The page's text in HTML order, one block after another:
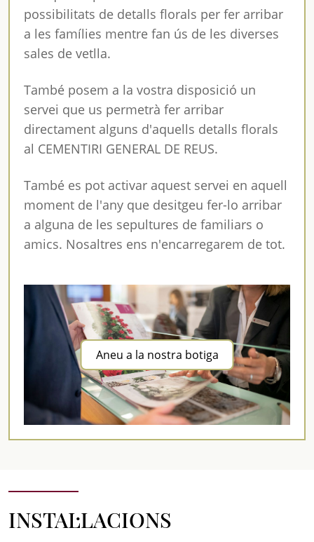
possibilitats de detalls florals per fer arribar
a les famílies mentre fan ús de les diverses
sales de vetlla.
També posem a la vostra disposició un
servei que us permetrà fer arribar
directament alguns d'aquells detalls florals
al CEMENTIRI GENERAL DE REUS.
També es pot activar aquest servei en aquell
moment de l'any que desitgeu fer-lo arribar
a alguna de les sepultures de familiars o
amics. Nosaltres ens n'encarregarem de tot.
Aneu a la nostra botiga
INSTAL·LACIONS